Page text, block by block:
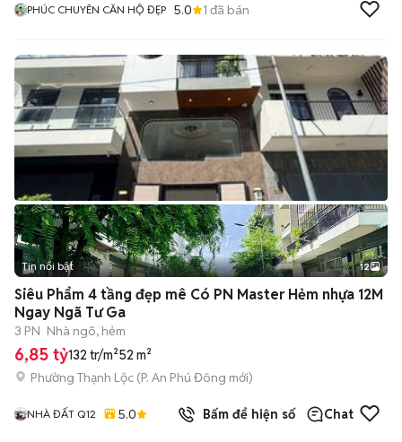
PHÚC CHUYÊN CĂN HỘ ĐẸP 5.0 1 đã bán
+2
Tin nổi bật 12
Siêu Phẩm 4 tầng đẹp mê Có PN Master Hẻm nhựa 12M
Ngay Ngã Tư Ga
3 PN Nhà ngõ, hẻm
6,85 tỷ132 tr/m²52 m²
Phường Thạnh Lộc (P. An Phú Đông mới)
NHÀ ĐẤT Q12 5.0 Bấm để hiện số Chat